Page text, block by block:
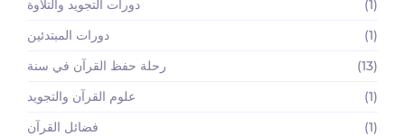
دورات التجويد والتلاوة
(1)
دورات المبتدئين
(1)
رحلة حفظ القرآن في سنة
(13)
علوم القرآن والتجويد
(1)
فضائل القرآن
(1)